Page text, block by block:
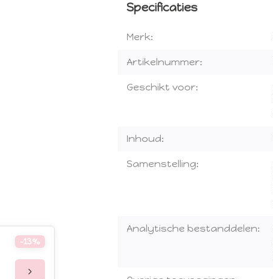
-13%
Specificaties
Merk:
Artikelnummer:
Geschikt voor:
Inhoud:
Samenstelling:
Analytische bestanddelen: